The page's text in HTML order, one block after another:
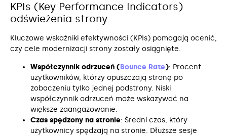
KPIs (Key Performance Indicators)
odświeżenia strony
Kluczowe wskaźniki efektywności (KPIs) pomagają ocenić,
czy cele modernizacji strony zostały osiągnięte.
Współczynnik odrzuceń (Bounce Rate): Procent
użytkowników, którzy opuszczają stronę po
zobaczeniu tylko jednej podstrony. Niski
współczynnik odrzuceń może wskazywać na
większe zaangażowanie.
Czas spędzony na stronie: Średni czas, który
użytkownicy spędzają na stronie. Dłuższe sesje